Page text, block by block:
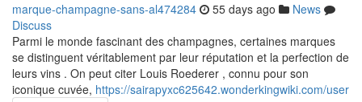
marque-champagne-sans-al474284 55 days ago
News
Discuss
Parmi le monde fascinant des champagnes, certaines marques
se distinguent véritablement par leur réputation et la perfection de
leurs vins . On peut citer Louis Roederer , connu pour son
iconique cuvée, https://sairapyxc625642.wonderkingwiki.com/user